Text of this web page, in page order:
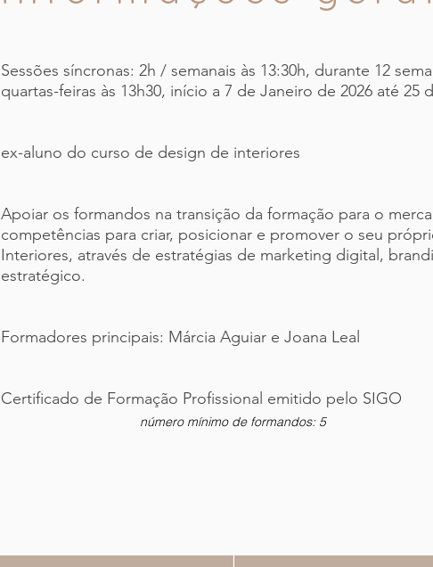
Sessões síncronas: 2h / semanais às 13:30h, durante 12
quartas-feiras às 13h30, início a 7 de Janeiro de 2026 até 25
ex-aluno do curso de design de interiores
Apoiar os formandos na transição da formação para o
competências para criar, posicionar e promover o seu
Interiores, através de estratégias de marketing digital,
estratégico.
Formadores principais: Márcia Aguiar e Joana Leal
Certificado de Formação Profissional emitido pelo SIGO
número mínimo de formandos: 5